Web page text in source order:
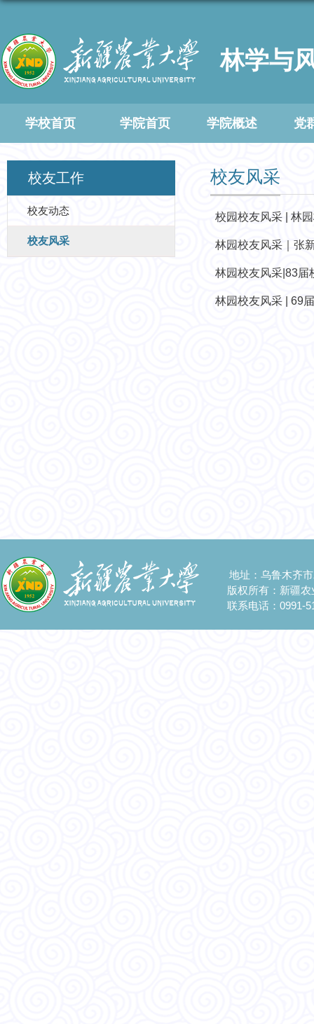
林学与
学校首页 学院首页 学院概述 党
校友工作
校友动态
校友风采
校友风采
校园校友风采 | 林
林园校友风采｜张
林园校友风采|83届
林园校友风采 | 69
地址：乌鲁木齐
版权所有：新疆
联系电话：0991-